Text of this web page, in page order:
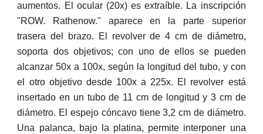
aumentos. El ocular (20x) es extraíble. La inscripción
"ROW. Rathenow." aparece en la parte superior
trasera del brazo. El revolver de 4 cm de diámetro,
soporta dos objetivos; con uno de ellos se pueden
alcanzar 50x a 100x, según la longitud del tubo, y con
el otro objetivo desde 100x a 225x. El revolver está
insertado en un tubo de 11 cm de longitud y 3 cm de
diámetro. El espejo cóncavo tiene 3,2 cm de diámetro.
Una palanca, bajo la platina, permite interponer una